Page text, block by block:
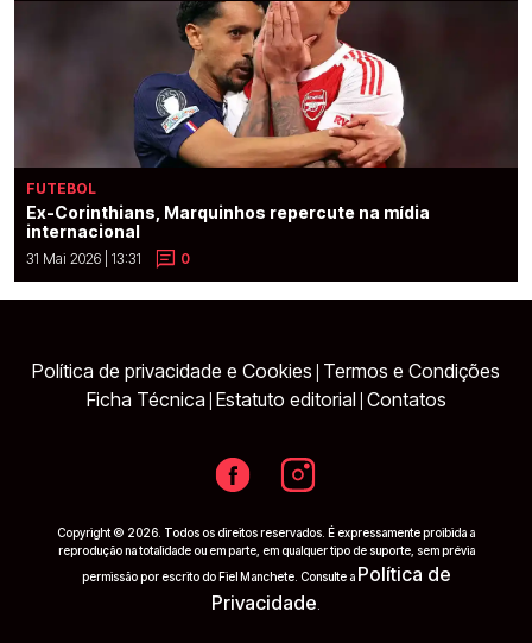
FUTEBOL
Ex-Corinthians, Marquinhos repercute na mídia
internacional
31 Mai 2026 | 13:31 0
Política de privacidade e Cookies Termos e Condições
Ficha Técnica Estatuto editorial Contatos
Copyright © 2026. Todos os direitos reservados. É expressamente proibida a
reprodução na totalidade ou em parte, em qualquer tipo de suporte, sem prévia
permissão por escrito do Fiel Manchete. Consulte a Política de
Privacidade